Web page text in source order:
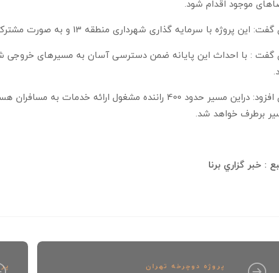
موجود اقدام شود.
این پروژه با سرمایه گذاری شهرداری منطقه 13 و به صورت مشترک با معاونت حمل ونقل وترافیک به اجرا درخواهد آمد.
گفت : با احداث این پایانه ضمن دسترسی آسان به مسیرهای خروجی
وی افزود: دراین مسیر حدود 400 راننده مشغول ارائه
برطرف خواهد شد.
: خبر گزاري برنا
پروژه دوچرخه تهران